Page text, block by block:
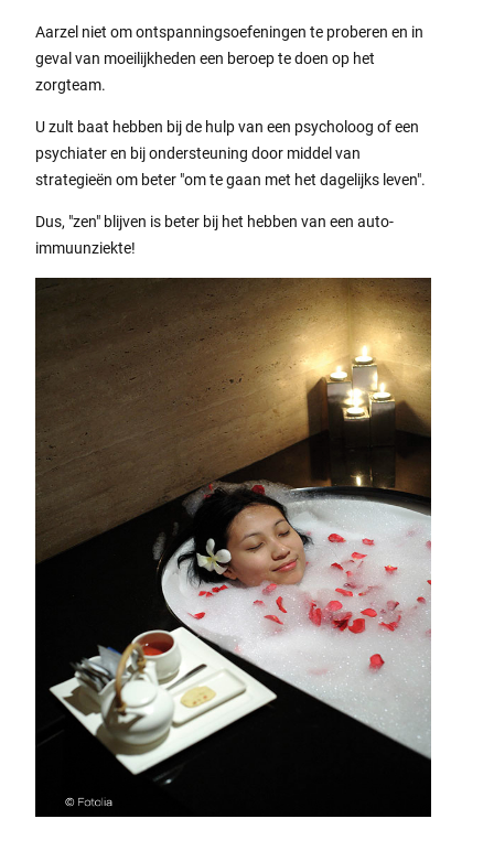
Aarzel niet om ontspanningsoefeningen te proberen en in
geval van moeilijkheden een beroep te doen op het
zorgteam.
U zult baat hebben bij de hulp van een psycholoog of een
psychiater en bij ondersteuning door middel van
strategieën om beter "om te gaan met het dagelijks leven".
Dus, "zen" blijven is beter bij het hebben van een auto-
immuunziekte!